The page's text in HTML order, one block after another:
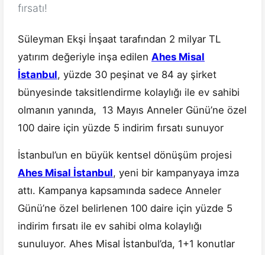
fırsatı!
Süleyman Ekşi İnşaat tarafından 2 milyar TL
yatırım değeriyle inşa edilen Ahes Misal
İstanbul, yüzde 30 peşinat ve 84 ay şirket
bünyesinde taksitlendirme kolaylığı ile ev sahibi
olmanın yanında, 13 Mayıs Anneler Günü’ne özel
100 daire için yüzde 5 indirim fırsatı sunuyor
İstanbul’un en büyük kentsel dönüşüm projesi
Ahes Misal İstanbul, yeni bir kampanyaya imza
attı. Kampanya kapsamında sadece Anneler
Günü’ne özel belirlenen 100 daire için yüzde 5
indirim fırsatı ile ev sahibi olma kolaylığı
sunuluyor. Ahes Misal İstanbul’da, 1+1 konutlar